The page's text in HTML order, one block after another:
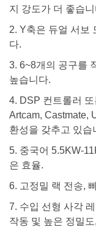
지 강도가 더 좋습니
2. Y축은 듀얼 서보
다.
3. 6~8개의 공구를
높습니다.
4. DSP 컨트롤러
Artcam, Castmate,
환성을 갖추고 있습
5. 중국어 5.5KW-
은 효율.
6. 고정밀 랙 전송,
7. 수입 선형 사각
작동 및 높은 정밀